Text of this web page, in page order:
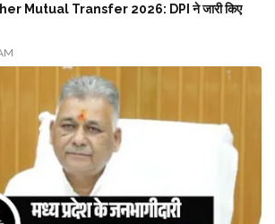
Mutual Transfer 2026: DPI ने जारी किए